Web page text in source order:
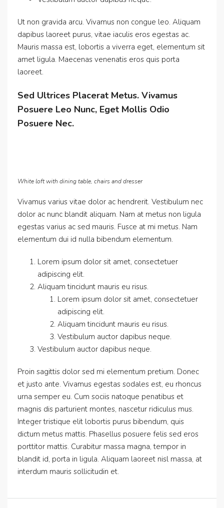
Ut non gravida arcu. Vivamus non congue leo. Aliquam
dapibus laoreet purus, vitae iaculis eros egestas ac.
Mauris massa est, lobortis a viverra eget, elementum sit
amet ligula. Maecenas venenatis eros quis porta
laoreet.
Sed Ultrices Placerat Metus. Vivamus
Posuere Leo Nunc, Eget Mollis Odio
Posuere Nec.
White loft with dining table, chairs and dresser
Vivamus varius vitae dolor ac hendrerit. Vestibulum nec
dolor ac nunc blandit aliquam. Nam at metus non ligula
egestas varius ac sed mauris. Fusce at mi metus. Nam
elementum dui id nulla bibendum elementum.
Lorem ipsum dolor sit amet, consectetuer
adipiscing elit.
Aliquam tincidunt mauris eu risus.
Lorem ipsum dolor sit amet, consectetuer
adipiscing elit.
Aliquam tincidunt mauris eu risus.
Vestibulum auctor dapibus neque.
Vestibulum auctor dapibus neque.
Proin sagittis dolor sed mi elementum pretium. Donec
et justo ante. Vivamus egestas sodales est, eu rhoncus
urna semper eu. Cum sociis natoque penatibus et
magnis dis parturient montes, nascetur ridiculus mus.
Integer tristique elit lobortis purus bibendum, quis
dictum metus mattis. Phasellus posuere felis sed eros
porttitor mattis. Curabitur massa magna, tempor in
blandit id, porta in ligula. Aliquam laoreet nisl massa, at
interdum mauris sollicitudin et.